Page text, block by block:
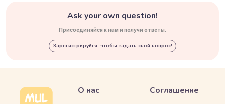
Ask your own question!
Присоединяйся к нам и получи ответы.
Зарегистрируйся, чтобы задать свой вопрос!
О нас
Соглашение